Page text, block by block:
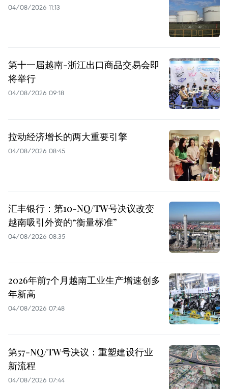
04/08/2026 11:13
第十一届越南-浙江出口商品交易会即
将举行
04/08/2026 09:18
拉动经济增长的两大重要引擎
04/08/2026 08:45
汇丰银行：第10-NQ/TW号决议改变
越南吸引外资的“衡量标准”
04/08/2026 08:35
2026年前7个月越南工业生产增速创多
年新高
04/08/2026 07:48
第57-NQ/TW号决议：重塑建设行业
新流程
04/08/2026 07:44